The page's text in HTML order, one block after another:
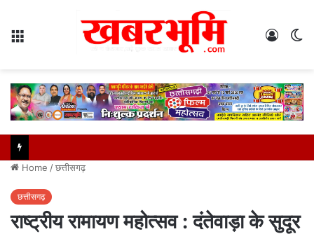
Log
Home /छत्तीसगढ़
छत्तीसगढ़
राष्ट्रीय रामायण महोत्सव : दंतेवाड़ा के सुदूर